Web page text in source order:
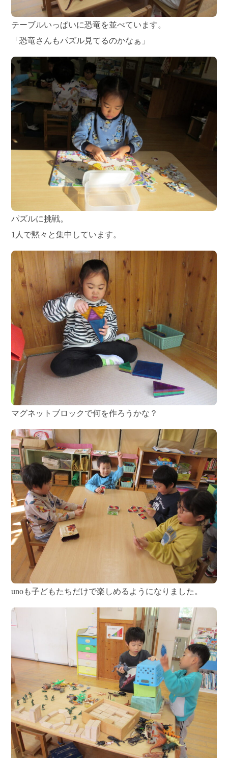
テーブルいっぱいに恐竜を並べています。
「恐竜さんもパズル見てるのかなぁ」
パズルに挑戦。
1人で黙々と集中しています。
マグネットブロックで何を作ろうかな？
unoも子どもたちだけで楽しめるようになりました。